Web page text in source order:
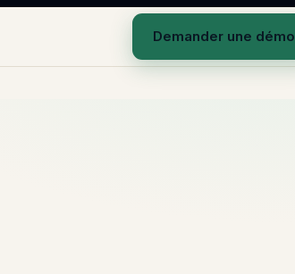
Demander une démo